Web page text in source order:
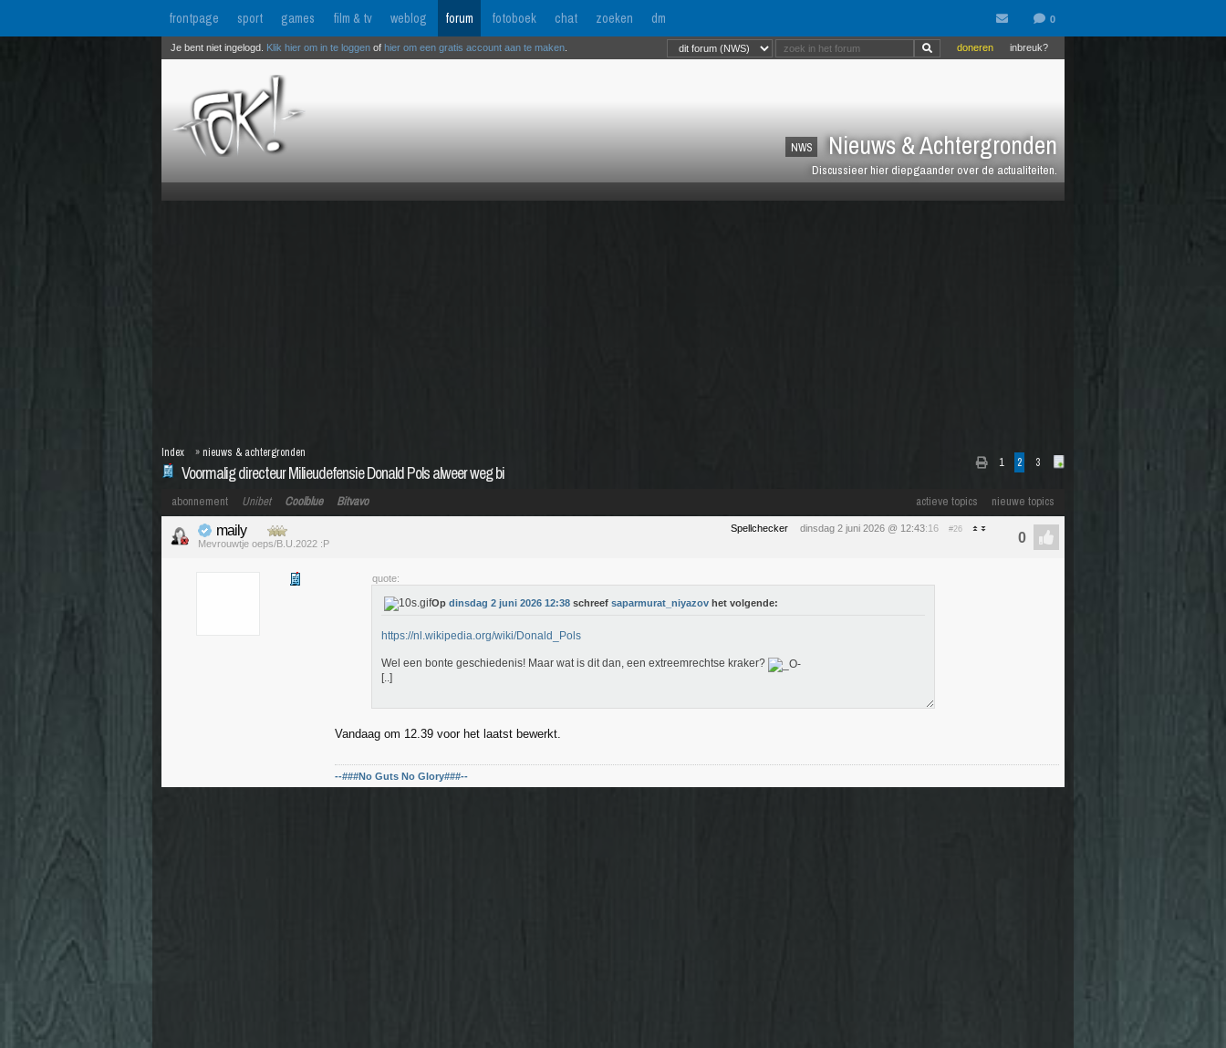
frontpage sport games film & tv weblog forum fotoboek chat zoeken dm
NWS Nieuws & Achtergronden
Discussieer hier diepgaander over de actualiteiten.
inbreuk?
doneren
Je bent niet ingelogd. Klik hier om in te loggen of hier om een gratis account aan te maken
1 2 3
Voormalig directeur Milieudefensie Donald Pols alweer weg bi
Index » nieuws & achtergronden
actieve topics nieuwe topics
abonnement Unibet Coolblue Bitvavo
Spellchecker dinsdag 2 juni 2026 @ 12:43:16 #26
maily
Mevrouwtje oeps/B.U.2022 :P
quote:
Op dinsdag 2 juni 2026 12:38 schreef saparmurat_niyazov het volgende:
https://nl.wikipedia.org/wiki/Donald_Pols
Wel een bonte geschiedenis! Maar wat is dit dan, een extreemrechtse kraker?
[..]
Vandaag om 12.39 voor het laatst bewerkt.
--###No Guts No Glory###--